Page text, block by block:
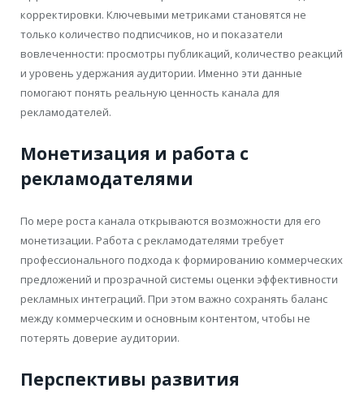
корректировки. Ключевыми метриками становятся не
только количество подписчиков, но и показатели
вовлеченности: просмотры публикаций, количество реакций
и уровень удержания аудитории. Именно эти данные
помогают понять реальную ценность канала для
рекламодателей.
Монетизация и работа с
рекламодателями
По мере роста канала открываются возможности для его
монетизации. Работа с рекламодателями требует
профессионального подхода к формированию коммерческих
предложений и прозрачной системы оценки эффективности
рекламных интеграций. При этом важно сохранять баланс
между коммерческим и основным контентом, чтобы не
потерять доверие аудитории.
Перспективы развития